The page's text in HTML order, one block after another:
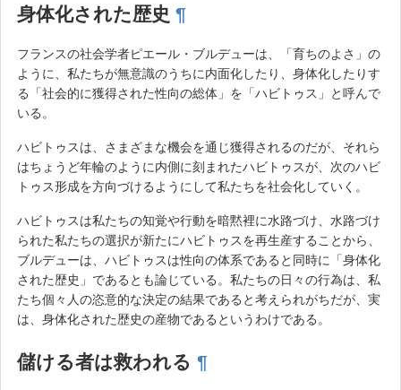
身体化された歴史 ¶
フランスの社会学者ピエール・ブルデューは、「育ちのよさ」の
ように、私たちが無意識のうちに内面化したり、身体化したりす
る「社会的に獲得された性向の総体」を「ハビトゥス」と呼んで
いる。
ハビトゥスは、さまざまな機会を通じ獲得されるのだが、それら
はちょうど年輪のように内側に刻まれたハビトゥスが、次のハビ
トゥス形成を方向づけるようにして私たちを社会化していく。
ハビトゥスは私たちの知覚や行動を暗黙裡に水路づけ、水路づけ
られた私たちの選択が新たにハビトゥスを再生産することから、
ブルデューは、ハビトゥスは性向の体系であると同時に「身体化
された歴史」であるとも論じている。私たちの日々の行為は、私
たち個々人の恣意的な決定の結果であると考えられがちだが、実
は、身体化された歴史の産物であるというわけである。
儲ける者は救われる ¶